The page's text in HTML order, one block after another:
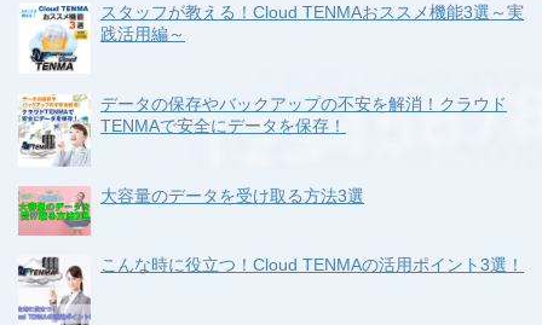
スタッフが教える！Cloud TENMAおススメ機能3選～実
践活用編～
データの保存やバックアップの不安を解消！クラウド
TENMAで安全にデータを保存！
大容量のデータを受け取る方法3選
こんな時に役立つ！Cloud TENMAの活用ポイント3選！